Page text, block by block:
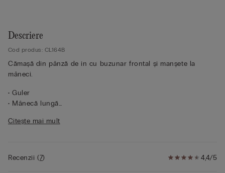
Descriere
Cod produs: CL164B
Cămașă din pânză de in cu buzunar frontal și manșete la
mâneci.
• Guler
• Mânecă lungă
• Platcă cu pliu în partea din spate
• Modelul are 175 cm înălțime și poartă mărimea S
Citește mai mult
4,4/5
Recenzii(7)